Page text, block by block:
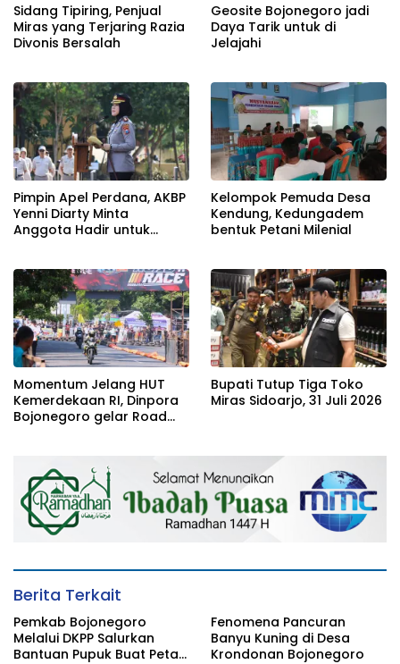
Sidang Tipiring, Penjual
Miras yang Terjaring Razia
Divonis Bersalah
Geosite Bojonegoro jadi
Daya Tarik untuk di
Jelajahi
Pimpin Apel Perdana, AKBP
Yenni Diarty Minta
Anggota Hadir untuk
Kelompok Pemuda Desa
Kendung, Kedungadem
bentuk Petani Milenial
Momentum Jelang HUT
Kemerdekaan RI, Dinpora
Bojonegoro gelar Road
Bupati Tutup Tiga Toko
Miras Sidoarjo, 31 Juli 2026
Berita Terkait
Pemkab Bojonegoro
Melalui DKPP Salurkan
Bantuan Pupuk Buat Petani
Fenomena Pancuran
Banyu Kuning di Desa
Krondonan Bojonegoro